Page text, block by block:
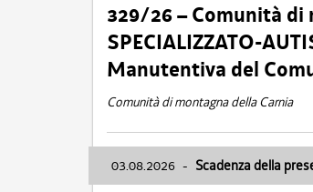
329/26 – Comunità di
SPECIALIZZATO-
Manutentiva del
Comunità di montagna della Carnia
03.08.2026 - Scadenza della